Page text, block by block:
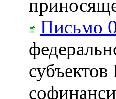
Письмо